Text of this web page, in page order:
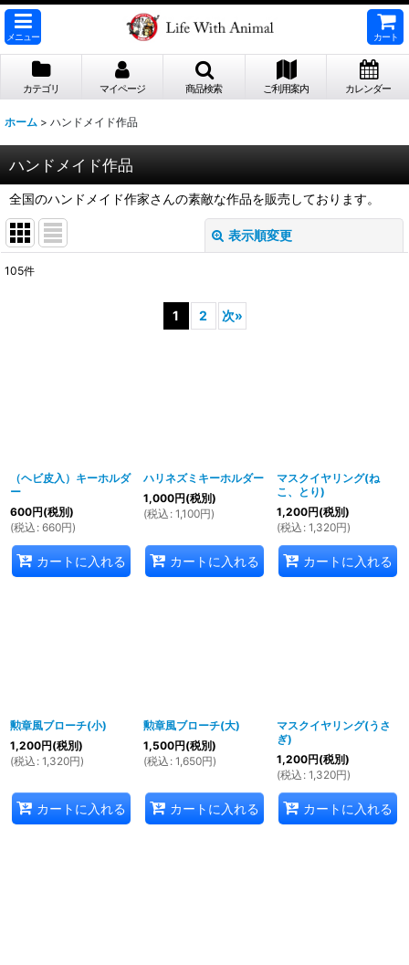
メニュー カート
カテゴリ マイページ 商品検索 ご利用案内 カレンダー
ホーム > ハンドメイド作品
ハンドメイド作品
全国のハンドメイド作家さんの素敵な作品を販売しております。
表示順変更
105件
1 2 次»
（ヘビ皮入）キーホルダ
ー
600円(税別)
(税込 : 660円)
カートに入れる
ハリネズミキーホルダー
1,000円(税別)
(税込 : 1,100円)
カートに入れる
マスクイヤリング(ね
こ、とり)
1,200円(税別)
(税込 : 1,320円)
カートに入れる
勲章風ブローチ(小)
1,200円(税別)
(税込 : 1,320円)
カートに入れる
勲章風ブローチ(大)
1,500円(税別)
(税込 : 1,650円)
カートに入れる
マスクイヤリング(うさ
ぎ)
1,200円(税別)
(税込 : 1,320円)
カートに入れる